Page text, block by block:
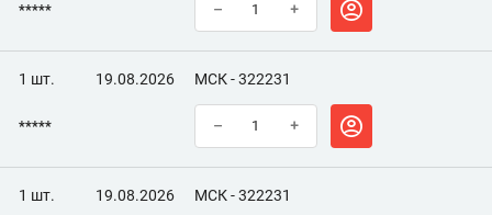
***** – +
1 шт. 19.08.2026 МСК - 322231
***** – +
1 шт. 19.08.2026 МСК - 322231